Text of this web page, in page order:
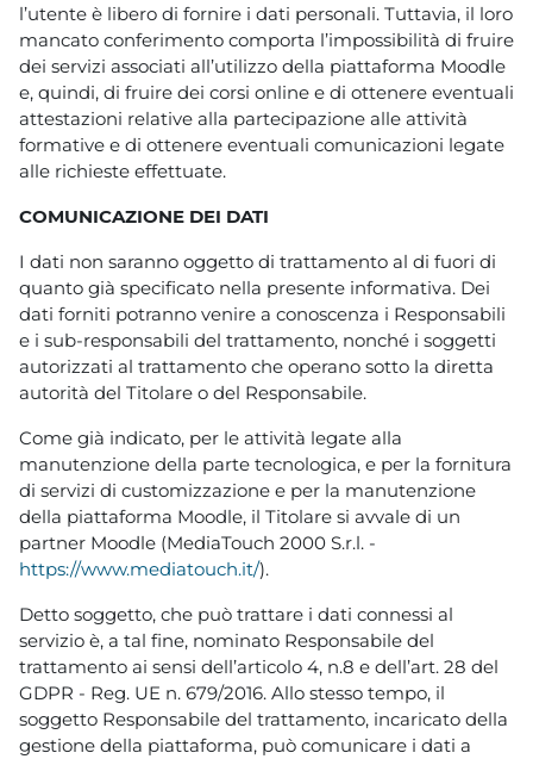
l’utente è libero di fornire i dati personali. Tuttavia, il loro
mancato conferimento comporta l’impossibilità di fruire
dei servizi associati all’utilizzo della piattaforma Moodle
e, quindi, di fruire dei corsi online e di ottenere eventuali
attestazioni relative alla partecipazione alle attività
formative e di ottenere eventuali comunicazioni legate
alle richieste effettuate.
COMUNICAZIONE DEI DATI
I dati non saranno oggetto di trattamento al di fuori di
quanto già specificato nella presente informativa. Dei
dati forniti potranno venire a conoscenza i Responsabili
e i sub-responsabili del trattamento, nonché i soggetti
autorizzati al trattamento che operano sotto la diretta
autorità del Titolare o del Responsabile.
Come già indicato, per le attività legate alla
manutenzione della parte tecnologica, e per la fornitura
di servizi di customizzazione e per la manutenzione
della piattaforma Moodle, il Titolare si avvale di un
partner Moodle (MediaTouch 2000 S.r.l. -
https://www.mediatouch.it/).
Detto soggetto, che può trattare i dati connessi al
servizio è, a tal fine, nominato Responsabile del
trattamento ai sensi dell’articolo 4, n.8 e dell’art. 28 del
GDPR - Reg. UE n. 679/2016. Allo stesso tempo, il
soggetto Responsabile del trattamento, incaricato della
gestione della piattaforma, può comunicare i dati a